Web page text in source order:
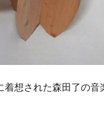
想された森田了の音